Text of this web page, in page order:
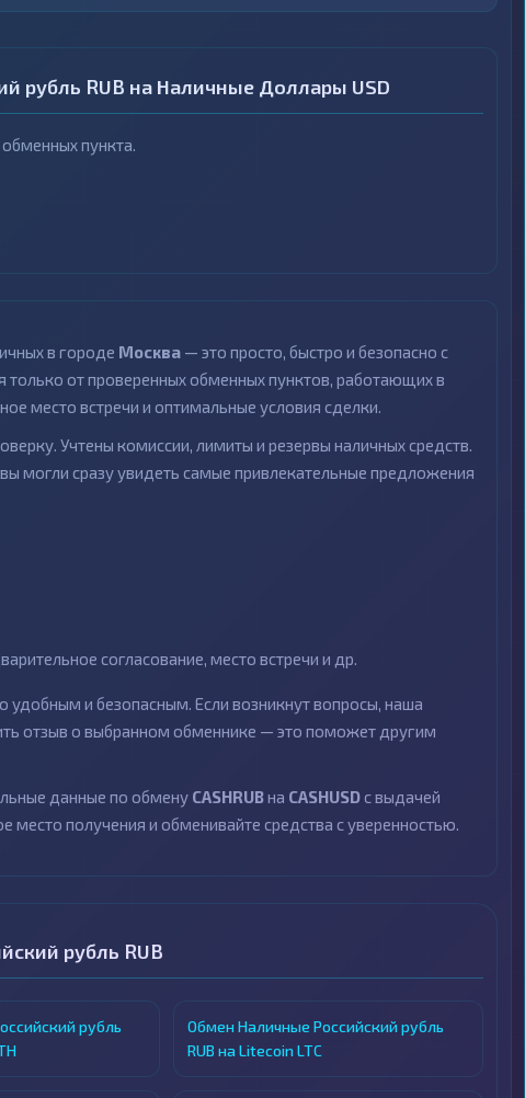
рубль RUB на Наличные Доллары USD
пункта.
в городе Москва — это просто, быстро и безопасно с
от проверенных обменных пунктов, работающих в
место встречи и оптимальные условия сделки.
Учтены комиссии, лимиты и резервы наличных средств.
могли сразу увидеть самые привлекательные предложения
согласование, место встречи и др.
и безопасным. Если возникнут вопросы, наша
отзыв о выбранном обменнике — это поможет другим
данные по обмену CASHRUBна CASHUSDс выдачей
место получения и обменивайте средства с уверенностью.
рубль RUB
рубль
Обмен Наличные Российский рубль
RUB на Litecoin LTC